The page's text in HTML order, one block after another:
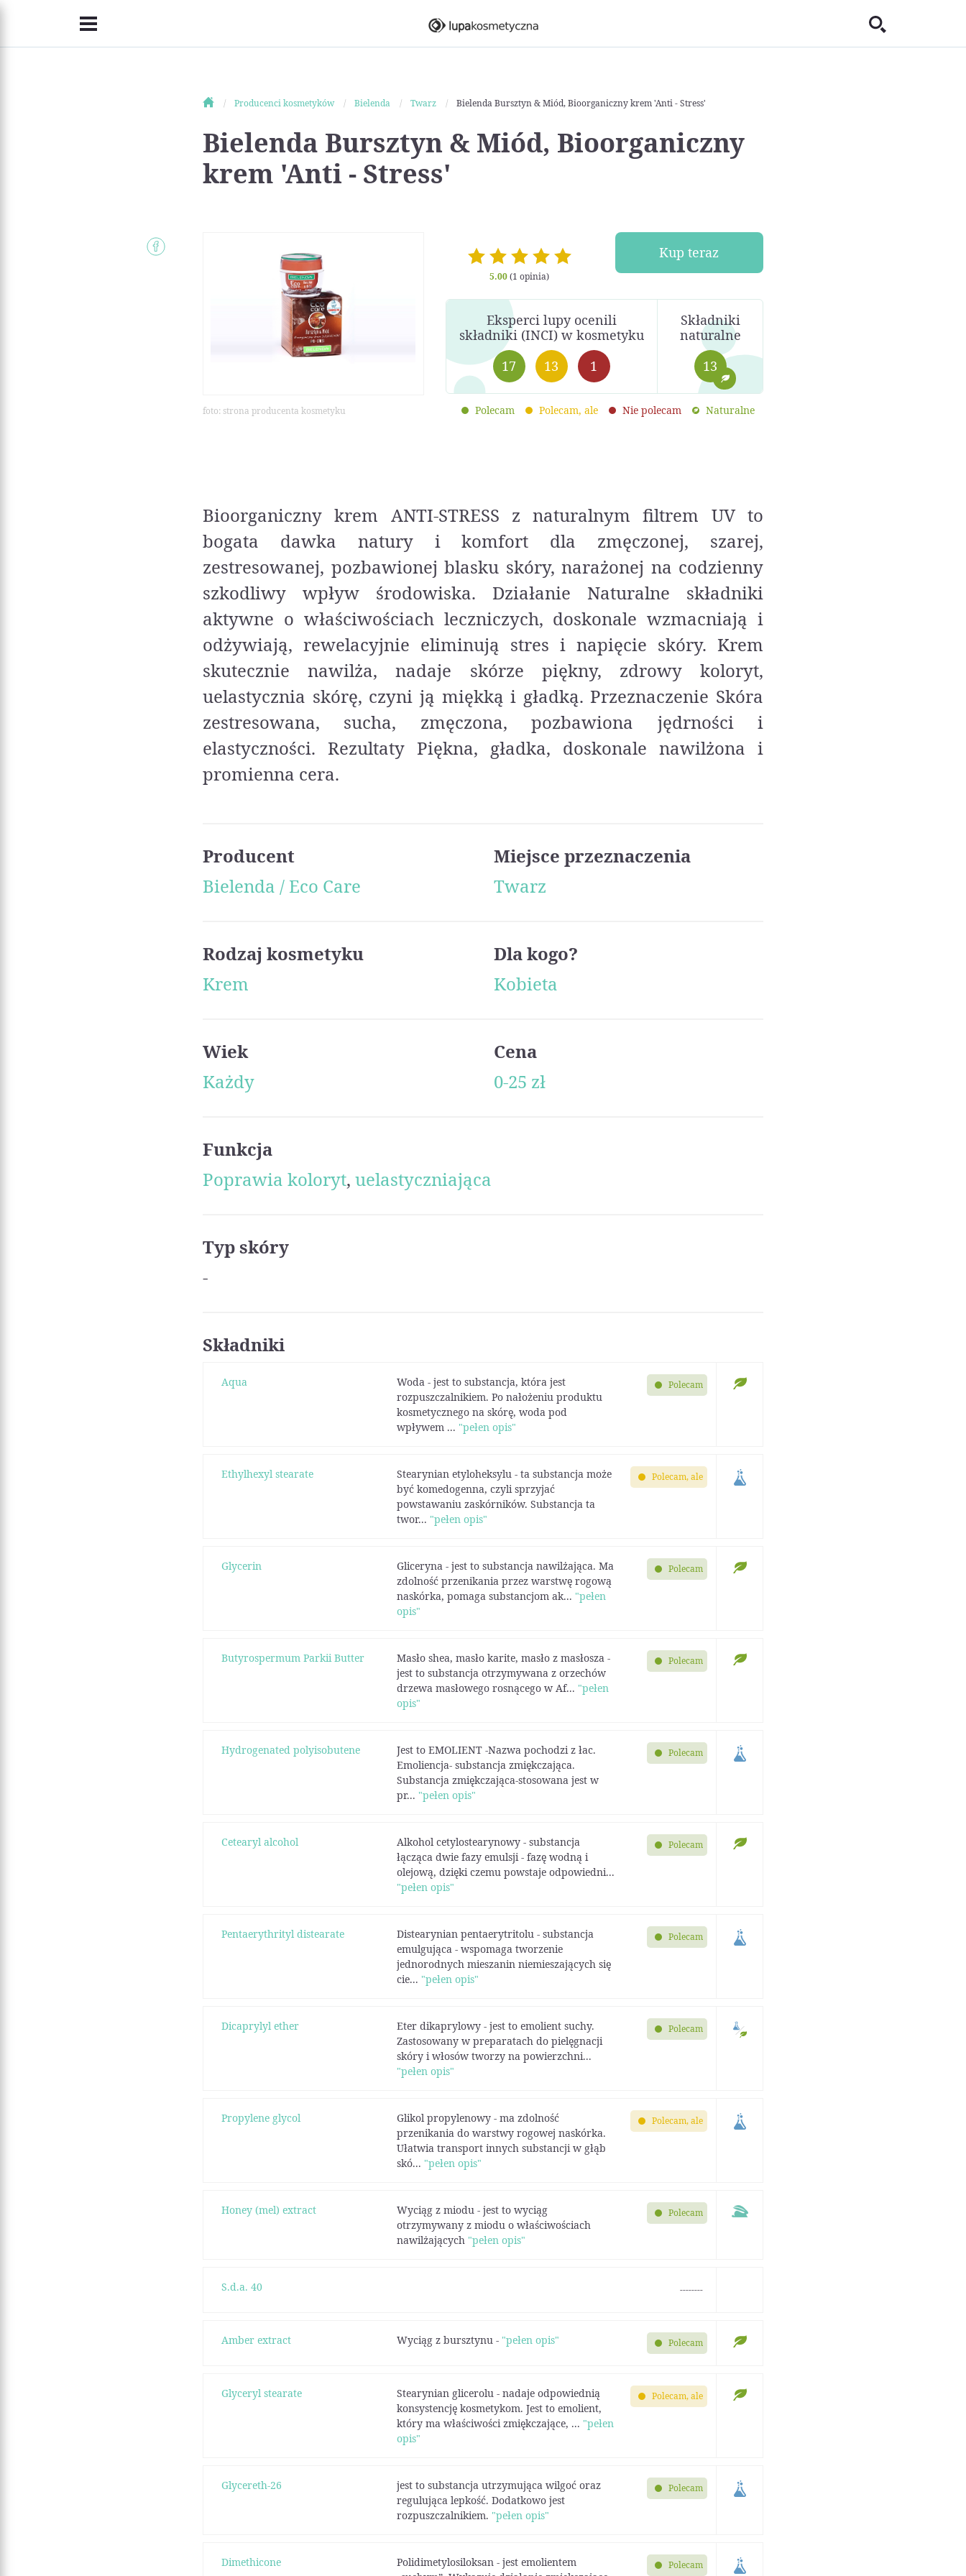
Producenci kosmetyków Bielenda Twarz Bielenda Bursztyn & Miód, Bioorganiczny krem 'Anti - Stress'
Bielenda Bursztyn & Miód, Bioorganiczny
krem 'Anti - Stress'
foto: strona producenta kosmetyku
5.00(1 opinia)
Kup teraz
Eksperci lupy ocenili
składniki (INCI) w kosmetyku
17
13 1
Składniki
naturalne
13
Polecam Polecam, ale Nie polecam Naturalne
Bioorganiczny krem ANTI-STRESS z naturalnym filtrem UV to
bogata dawka natury i komfort dla zmęczonej, szarej,
zestresowanej, pozbawionej blasku skóry, narażonej na codzienny
szkodliwy wpływ środowiska. Działanie Naturalne składniki
aktywne o właściwościach leczniczych, doskonale wzmacniają i
odżywiają, rewelacyjnie eliminują stres i napięcie skóry. Krem
skutecznie nawilża, nadaje skórze piękny, zdrowy koloryt,
uelastycznia skórę, czyni ją miękką i gładką. Przeznaczenie Skóra
zestresowana, sucha, zmęczona, pozbawiona jędrności i
elastyczności. Rezultaty Piękna, gładka, doskonale nawilżona i
promienna cera.
Producent
Bielenda / Eco Care
Miejsce przeznaczenia
Twarz
Rodzaj kosmetyku
Krem
Dla kogo?
Kobieta
Wiek
Każdy
Cena
0-25 zł
Funkcja
Poprawia koloryt, uelastyczniająca
Typ skóry
-
Składniki
Aqua
Woda - jest to substancja, która jest
rozpuszczalnikiem. Po nałożeniu produktu
kosmetycznego na skórę, woda pod
wpływem ... "pełen opis"
Polecam
Ethylhexyl stearate
Stearynian etyloheksylu - ta substancja może
być komedogenna, czyli sprzyjać
powstawaniu zaskórników. Substancja ta
twor... "pełen opis"
Polecam, ale
Glycerin
Gliceryna - jest to substancja nawilżająca. Ma
zdolność przenikania przez warstwę rogową
naskórka, pomaga substancjom ak... "pełen
opis"
Polecam
Butyrospermum Parkii Butter
Masło shea, masło karite, masło z masłosza -
jest to substancja otrzymywana z orzechów
drzewa masłowego rosnącego w Af... "pełen
opis"
Polecam
Hydrogenated polyisobutene
Jest to EMOLIENT -Nazwa pochodzi z łac.
Emoliencja- substancja zmiękczająca.
Substancja zmiękczająca-stosowana jest w
pr... "pełen opis"
Polecam
Cetearyl alcohol
Alkohol cetylostearynowy - substancja
łącząca dwie fazy emulsji - fazę wodną i
olejową, dzięki czemu powstaje odpowiedni...
"pełen opis"
Polecam
Pentaerythrityl distearate
Distearynian pentaerytritolu - substancja
emulgująca - wspomaga tworzenie
jednorodnych mieszanin niemieszających się
cie... "pełen opis"
Polecam
Dicaprylyl ether
Eter dikaprylowy - jest to emolient suchy.
Zastosowany w preparatach do pielęgnacji
skóry i włosów tworzy na powierzchni...
"pełen opis"
Polecam
Propylene glycol
Glikol propylenowy - ma zdolność
przenikania do warstwy rogowej naskórka.
Ułatwia transport innych substancji w głąb
skó... "pełen opis"
Polecam, ale
Honey (mel) extract
Wyciąg z miodu - jest to wyciąg
otrzymywany z miodu o właściwościach
nawilżających "pełen opis"
Polecam
S.d.a. 40 --------
Amber extract Wyciąg z bursztynu - "pełen opis" Polecam
Glyceryl stearate
Stearynian glicerolu - nadaje odpowiednią
konsystencję kosmetykom. Jest to emolient,
który ma właściwości zmiękczające, ... "pełen
opis"
Polecam, ale
Glycereth-26
jest to substancja utrzymująca wilgoć oraz
regulująca lepkość. Dodatkowo jest
rozpuszczalnikiem. "pełen opis"
Polecam
Dimethicone
Polidimetylosiloksan - jest emolientem
Polecam